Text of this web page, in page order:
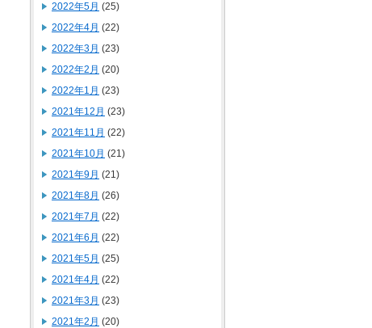
2022年5月 (25)
2022年4月 (22)
2022年3月 (23)
2022年2月 (20)
2022年1月 (23)
2021年12月 (23)
2021年11月 (22)
2021年10月 (21)
2021年9月 (21)
2021年8月 (26)
2021年7月 (22)
2021年6月 (22)
2021年5月 (25)
2021年4月 (22)
2021年3月 (23)
2021年2月 (20)